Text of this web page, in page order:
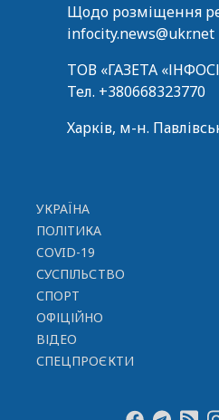
Щодо розміщення
infocity.news@ukr.net
ТОВ «ГАЗЕТА
Тел. +380668323770
Харків, м-н.
УКРАЇНА
ПОЛІТИКА
COVID-19
СУСПІЛЬСТВО
СПОРТ
ОФІЦІЙНО
ВІДЕО
СПЕЦПРОЄКТИ